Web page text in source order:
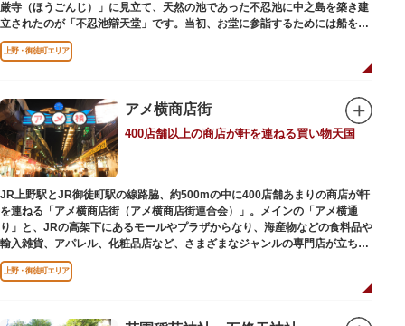
厳寺（ほうごんじ）」に見立て、天然の池であった不忍池に中之島を築き建
立されたのが「不忍池辯天堂」です。当初、お堂に参詣するためには船を使
用していましたが、参詣者が増えたことから橋がかけられました。不忍池の
どこからでも参拝できるように、八角形の建物になったと言われ、7月から8
ご本尊である辯才天は、音楽と芸能の守り神として広く信仰され、
「辯”財”天」とも書くことから、金運上昇といったご利益もあると言われて
います。辯才天は琵琶を持った姿で知られていますが、不忍池辯天堂の辯才
天は、8本の腕に煩悩を破壊する武器をお持ちになっている「八臂辯才天
（はっぴべんざいてん）」。9月に行われる「巳成金（みなるかね）大祭」
で目にすることができます。
不忍池辯天堂には、豊臣秀吉公が大切にしていたという伝説のある、谷中七
福神とは別の「大黒天」も祀られています。
上野・御徒町エリア
アメ横商店街
400店舗以上の商店が軒を連ねる買い物天国
JR上野駅とJR御徒町駅の線路脇、約500mの中に400店舗あまりの商店が軒
を連ねる「アメ横商店街（アメ横商店街連合会）」。メインの「アメ横通
り」と、JRの高架下にあるモールやプラザからなり、海産物などの食料品や
輸入雑貨、アパレル、化粧品店など、さまざまなジャンルの専門店が立ち並
んでいます。活気ある呼び込みが飛び交うなかで、店員さんとの会話も楽し
みながら目玉商品や特価品を探せるのが魅力のひとつ。年末の叩き売りは風
上野・御徒町エリア